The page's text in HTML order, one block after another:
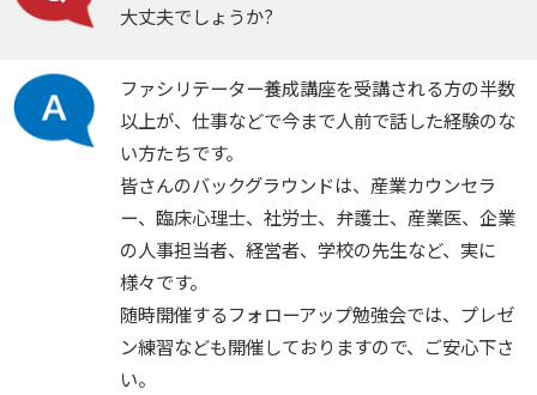
大丈夫でしょうか?
ファシリテーター養成講座を受講される方の半数
以上が、仕事などで今まで人前で話した経験のな
い方たちです。
皆さんのバックグラウンドは、産業カウンセラ
ー、臨床心理士、社労士、弁護士、産業医、企業
の人事担当者、経営者、学校の先生など、実に
様々です。
随時開催するフォローアップ勉強会では、プレゼ
ン練習なども開催しておりますので、ご安心下さ
い。